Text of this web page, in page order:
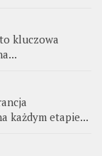
kluczowa
każdym etapie...